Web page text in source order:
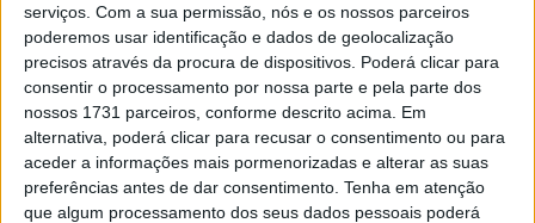
serviços. Com a sua permissão, nós e os nossos parceiros
poderemos usar identificação e dados de geolocalização
precisos através da procura de dispositivos. Poderá clicar para
consentir o processamento por nossa parte e pela parte dos
nossos 1731 parceiros, conforme descrito acima. Em
alternativa, poderá clicar para recusar o consentimento ou para
aceder a informações mais pormenorizadas e alterar as suas
preferências antes de dar consentimento. Tenha em atenção
que algum processamento dos seus dados pessoais poderá